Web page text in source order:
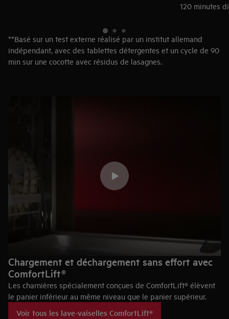
120 minutes
**Basé sur un test externe réalisé par un institut allemand
indépendant, avec des tablettes détergentes et un cycle de 90
min sur une cocotte avec résidus de lasagnes.
Chargement et déchargement sans effort avec
ComfortLift®
Les charnières spécialement conçues de ComfortLift® élèvent
le panier inférieur au même niveau que le panier supérieur.
Voir tous les lave-vaiselles ComfortLift®